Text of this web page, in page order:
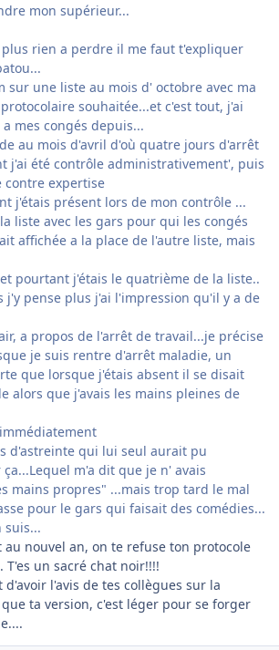
mon supérieur...
rien a perdre il me faut t'expliquer
sur une liste au mois d' octobre avec ma
souhaitée...et c'est tout, j'ai
mes congés depuis...
au mois d'avril d'où quatre jours d'arrêt
j'ai été contrôle administrativement', puis
contre expertise
j'étais présent lors de mon contrôle ...
liste avec les gars pour qui les congés
affichée a la place de l'autre liste, mais
pourtant j'étais le quatrième de la liste..
j'y pense plus j'ai l'impression qu'il y a de
a propos de l'arrêt de travail...je précise
je suis rentre d'arrêt maladie, un
que lorsque j'étais absent il se disait
alors que j'avais les mains pleines de
d'astreinte qui lui seul aurait pu
m'a dit que je n' avais
mains propres" ...mais trop tard le mal
pour le gars qui faisait des comédies...
suis...
au nouvel an, on te refuse ton protocole
T'es un sacré chat noir!!!!
l'avis de tes collègues sur la
ta version, c'est léger pour se forger